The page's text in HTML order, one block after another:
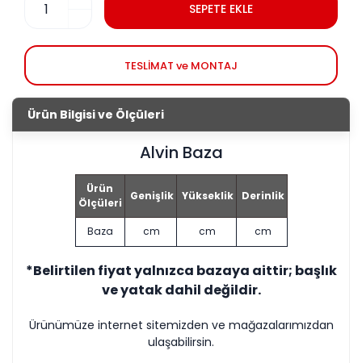
SEPETE EKLE
TESLİMAT ve MONTAJ
Ürün Bilgisi ve Ölçüleri
Alvin Baza
Ürün
Ölçüleri
Genişlik Yükseklik Derinlik
Baza cm cm cm
*Belirtilen fiyat yalnızca bazaya aittir; başlık
ve yatak dahil değildir.
Ürünümüze internet sitemizden ve mağazalarımızdan
ulaşabilirsin.